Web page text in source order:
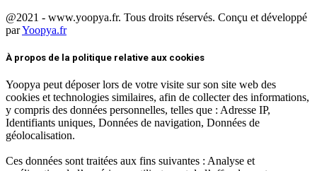
@2021 - www.yoopya.fr. Tous droits réservés. Conçu et développé
parYoopya.fr
À propos de la politique relative aux cookies
Yoopya peut déposer lors de votre visite sur son site web des
cookies et technologies similaires, afin de collecter des informations,
y compris des données personnelles, telles que : Adresse IP,
Identifiants uniques, Données de navigation, Données de
géolocalisation.
Ces données sont traitées aux fins suivantes : Analyse et